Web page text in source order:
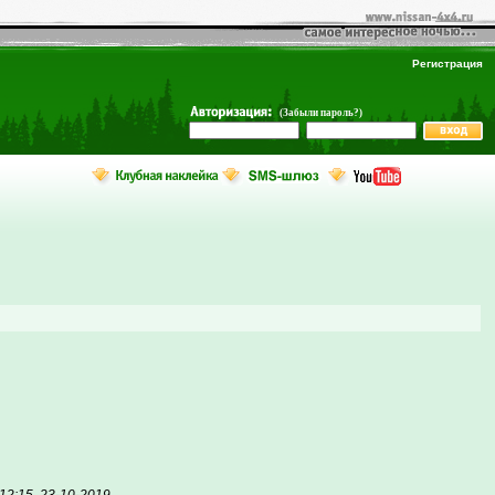
Регистрация
(Забыли пароль?)